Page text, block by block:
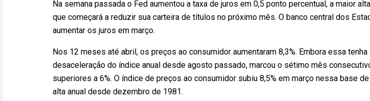
Na semana passada o Fed aumentou a taxa de juros em 0,5 ponto percentual, a maior
que começará a reduzir sua carteira de títulos no próximo mês. O banco central dos
aumentar os juros em março.
Nos 12 meses até abril, os preços ao consumidor aumentaram 8,3%. Embora essa
desaceleração do índice anual desde agosto passado, marcou o sétimo mês
superiores a 6%. O índice de preços ao consumidor subiu 8,5% em março nessa base
alta anual desde dezembro de 1981.